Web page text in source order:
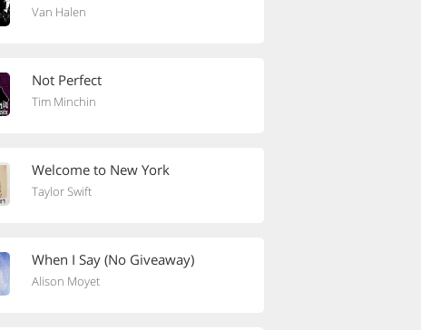
Van Halen
Not Perfect
Tim Minchin
Welcome to New York
Taylor Swift
When I Say (No Giveaway)
Alison Moyet